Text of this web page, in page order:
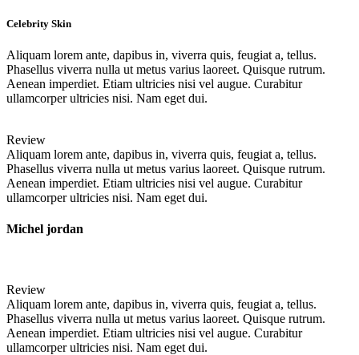
Celebrity Skin
Aliquam lorem ante, dapibus in, viverra quis, feugiat a, tellus.
Phasellus viverra nulla ut metus varius laoreet. Quisque rutrum.
Aenean imperdiet. Etiam ultricies nisi vel augue. Curabitur
ullamcorper ultricies nisi. Nam eget dui.
Review
Aliquam lorem ante, dapibus in, viverra quis, feugiat a, tellus.
Phasellus viverra nulla ut metus varius laoreet. Quisque rutrum.
Aenean imperdiet. Etiam ultricies nisi vel augue. Curabitur
ullamcorper ultricies nisi. Nam eget dui.
Michel jordan
Review
Aliquam lorem ante, dapibus in, viverra quis, feugiat a, tellus.
Phasellus viverra nulla ut metus varius laoreet. Quisque rutrum.
Aenean imperdiet. Etiam ultricies nisi vel augue. Curabitur
ullamcorper ultricies nisi. Nam eget dui.